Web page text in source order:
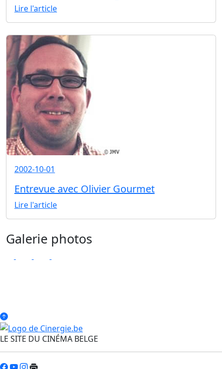
Lire l'article
2002-10-01
Entrevue avec Olivier Gourmet
Lire l'article
Galerie photos
LE SITE DU CINÉMA BELGE